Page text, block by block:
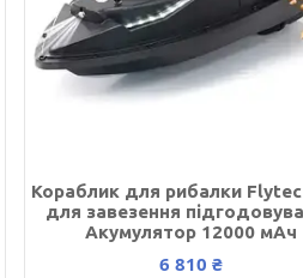
Кораблик для рибалки
для завезення
Акумулятор 12000 мАч
6 810 ₴